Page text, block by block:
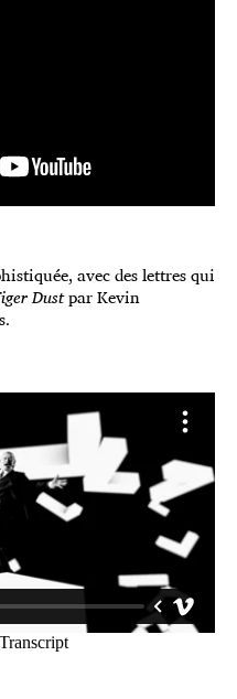
avec des lettres qui
Dustpar Kevin